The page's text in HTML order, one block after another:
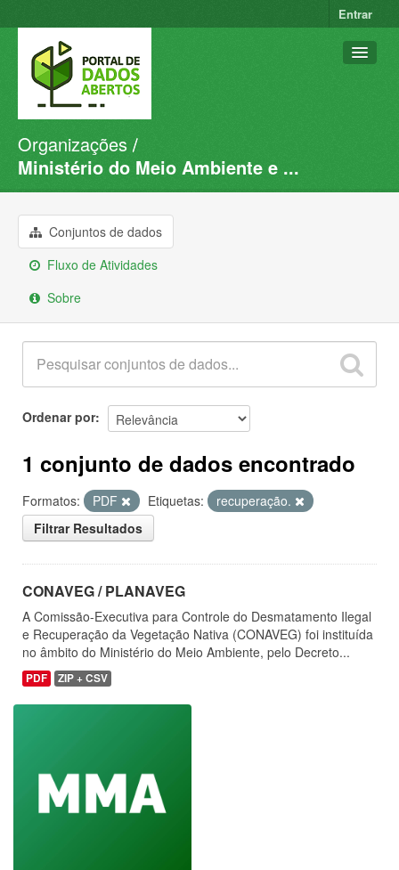
Entrar
Conjuntos de dados
Organizações
Sobre
Organizações
Ministério do Meio Ambiente e ...
Conjuntos de dados
Fluxo de Atividades
Sobre
Ordenar por
1 conjunto de dados encontrado
Formatos: PDF Etiquetas:
recuperação.
Filtrar Resultados
CONAVEG / PLANAVEG
A Comissão-Executiva para Controle do Desmatamento Ilegal
e Recuperação da Vegetação Nativa (CONAVEG) foi instituída
no âmbito do Ministério do Meio Ambiente, pelo Decreto...
PDF ZIP + CSV